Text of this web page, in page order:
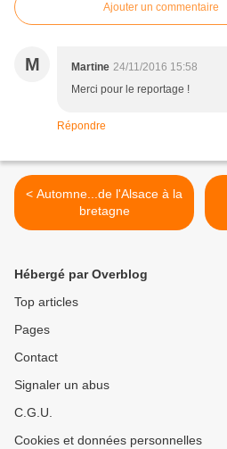
Ajouter un commentaire
M Martine 24/11/2016 15:58
Merci pour le reportage !
Répondre
< Automne...de l'Alsace à la
bretagne
Hébergé par Overblog
Top articles
Pages
Contact
Signaler un abus
C.G.U.
Cookies et données personnelles